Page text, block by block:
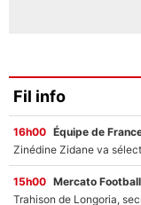
Fil info
16h00 Équipe de
15h00 Mercato Football